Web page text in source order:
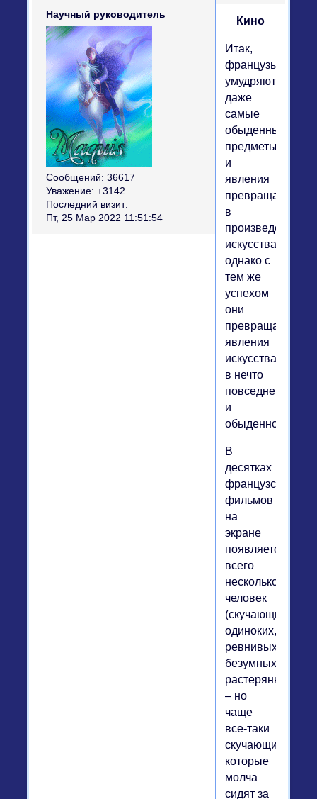
Научный руководитель
Сообщений: 36617
Уважение: +3142
Последний визит:
Пт, 25 Мар 2022 11:51:54
Кино
Итак,
французы
умудряются
даже
самые
обыденные
предметы
и
явления
превращать
в
произведения
искусства;
однако с
тем же
успехом
они
превращают
явления
искусства
в нечто
повседневное
и
обыденное.
В
десятках
французских
фильмов
на
экране
появляется
всего
несколько
человек
(скучающих,
одиноких,
ревнивых,
безумных,
растерянных
– но
чаще
все-таки
скучающих),
которые
молча
сидят за